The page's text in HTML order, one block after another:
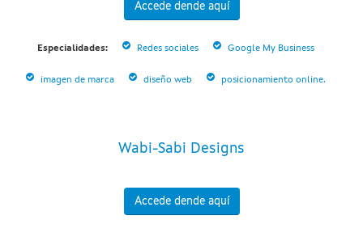
Accede dende aquí
Especialidades: Redes sociales Google My Business
imagen de marca diseño web posicionamiento online.
Wabi-Sabi Designs
Accede dende aquí